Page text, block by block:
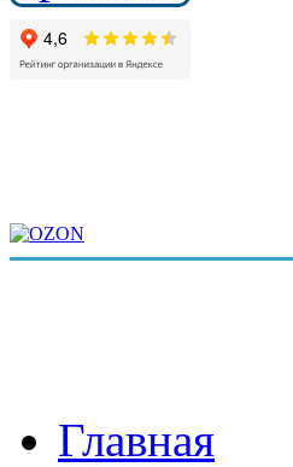
Главная